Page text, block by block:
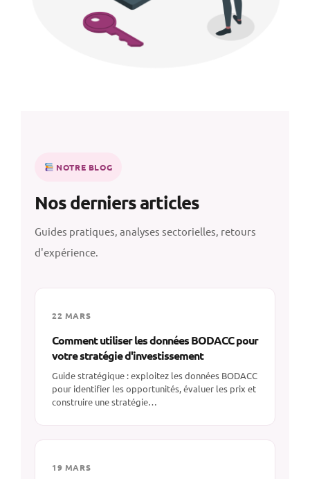
NOTRE BLOG
Nos derniers articles
Guides pratiques, analyses sectorielles, retours
d'expérience.
22 MARS
Comment utiliser les données BODACC pour
votre stratégie d'investissement
Guide stratégique : exploitez les données BODACC
pour identifier les opportunités, évaluer les prix et
construire une stratégie…
19 MARS